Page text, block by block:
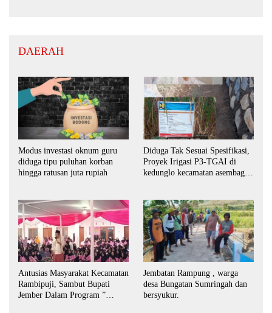
DAERAH
Modus investasi oknum guru
diduga tipu puluhan korban
hingga ratusan juta rupiah
Diduga Tak Sesuai Spesifikasi,
Proyek Irigasi P3-TGAI di
kedunglo kecamatan asembagus
Antusias Masyarakat Kecamatan
Rambipuji, Sambut Bupati
Jember Dalam Program ”
Jembatan Rampung , warga
desa Bungatan Sumringah dan
bersyukur.